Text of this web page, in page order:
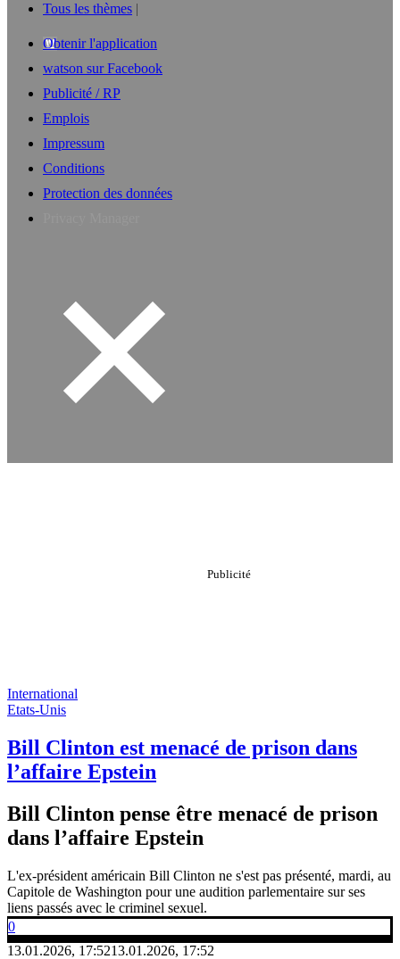
Tous les thèmes
Obtenir l'application
watson sur Facebook
Publicité / RP
Emplois
Impressum
Conditions
Protection des données
International
Etats-Unis
Bill Clinton est menacé de prison dans
l’affaire Epstein
Bill Clinton pense être menacé de prison
dans l’affaire Epstein
L'ex-président américain Bill Clinton ne s'est pas présenté, mardi, au
Capitole de Washington pour une audition parlementaire sur ses
liens passés avec le criminel sexuel.
0
13.01.2026, 17:5213.01.2026, 17:52